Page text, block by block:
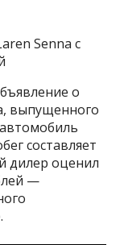
Senna с
о
выпущенного
составляет
дилер оценил
—